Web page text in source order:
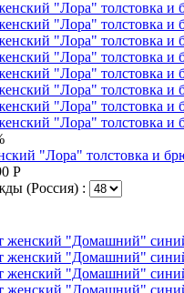
"Лора" толстовка и
Р
(Россия) :